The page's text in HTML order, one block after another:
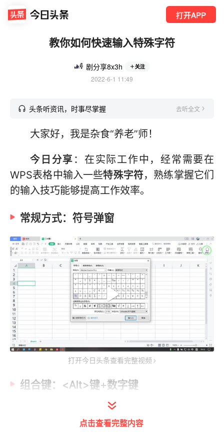
打开APP
教你如何快速输入特殊字符
剧分享8x3h 关注
2022-6-1 11:49
头条听资讯，时事尽掌握 去听全文
大家好，我是杂食“养老”师！
今日分享 ：在实际工作中，经常需要在
WPS表格中输入一些特殊字符，熟练掌握它们
的输入技巧能够提高工作效率。
常规方式：符号弹窗
打开今日头条查看完整视频
组合键：<Alt>键+数字键
快速输入“√”号和“×”号
点击查看完整内容